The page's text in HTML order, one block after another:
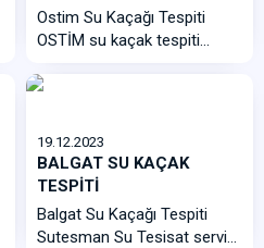
Ostim Su Kaçağı Tespiti
OSTİM su kaçak tespiti
end&uu...
19.12.2023
BALGAT SU KAÇAK
TESPİTİ
Balgat Su Kaçağı Tespiti
Sutesman Su Tesisat servisi